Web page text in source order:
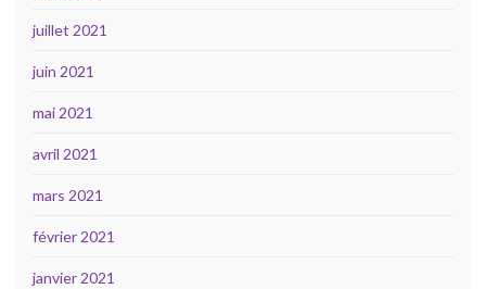
juillet 2021
juin 2021
mai 2021
avril 2021
mars 2021
février 2021
janvier 2021